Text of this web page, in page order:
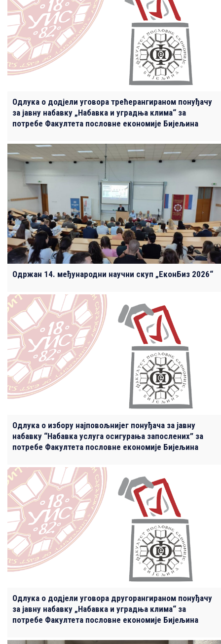
Одлука о додјели уговора трећерангираном понуђачу
за јавну набавку „Набавка и уградња клима“ за
потребе Факултета пословне економије Бијељина
Одржан 14. међународни научни скуп „ЕконБиз 2026“
Одлука о избору најповољнијег понуђача за јавну
набавку “Набавка услуга осигурања запослених” за
потребе Факултета пословне економије Бијељина
Одлука о додјели уговора другорангираном понуђачу
за јавну набавку „Набавка и уградња клима“ за
потребе Факултета пословне економије Бијељина